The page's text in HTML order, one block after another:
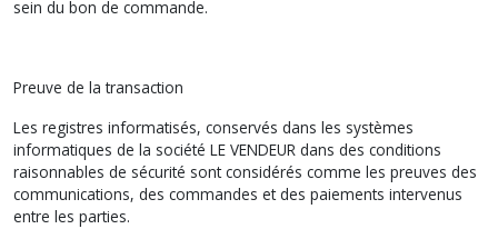
sein du bon de commande.
Preuve de la transaction
Les registres informatisés, conservés dans les systèmes
informatiques de la société LE VENDEUR dans des conditions
raisonnables de sécurité sont considérés comme les preuves des
communications, des commandes et des paiements intervenus
entre les parties.